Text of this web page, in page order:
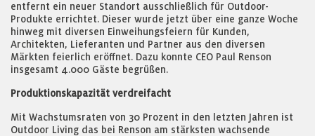
entfernt ein neuer Standort ausschließlich für Outdoor-
Produkte errichtet. Dieser wurde jetzt über eine ganze Woche
hinweg mit diversen Einweihungsfeiern für Kunden,
Architekten, Lieferanten und Partner aus den diversen
Märkten feierlich eröffnet. Dazu konnte CEO Paul Renson
insgesamt 4.000 Gäste begrüßen.
Produktionskapazität verdreifacht
Mit Wachstumsraten von 30 Prozent in den letzten Jahren ist
Outdoor Living das bei Renson am stärksten wachsende